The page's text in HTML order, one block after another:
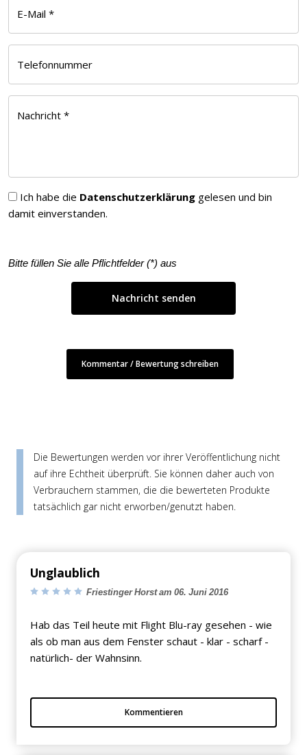
E-Mail *
Telefonnummer
Nachricht *
Ich habe die Datenschutzerklärung gelesen und bin
damit einverstanden.
Bitte füllen Sie alle Pflichtfelder (*) aus
Kommentar / Bewertung schreiben
Die Bewertungen werden vor ihrer Veröffentlichung nicht
auf ihre Echtheit überprüft. Sie können daher auch von
Verbrauchern stammen, die die bewerteten Produkte
tatsächlich gar nicht erworben/genutzt haben.
Unglaublich
Friestinger Horst am 06. Juni 2016
Hab das Teil heute mit Flight Blu-ray gesehen - wie
als ob man aus dem Fenster schaut - klar - scharf -
natürlich- der Wahnsinn.
Kommentieren